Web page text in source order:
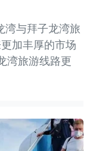
湾与拜子龙湾旅
加丰厚的市场
湾旅游线路更